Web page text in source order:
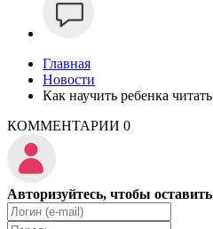
Главная
Новости
Как научить ребенка
КОММЕНТАРИИ 0
Авторизуйтесь, чтобы